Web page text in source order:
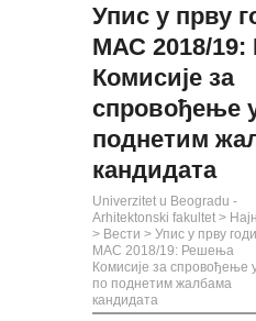
Упис у прву
МАС 2018/
Комисије за
спровођење
поднетим
кандидата
Univerzitet u Beogradu -
Arhitektonski fakultet >
> Вести > Упис у прву
МАС 2018/19: Решења
Комисије за спровођење
по поднетим жалбама
кандидата